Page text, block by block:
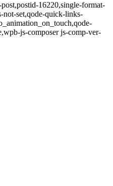
16220,single-format-
not-set,qode-quick-links-
js-composer js-comp-ver-